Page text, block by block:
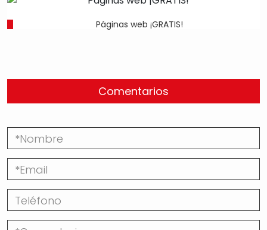
Páginas web ¡GRATIS!
Comentarios